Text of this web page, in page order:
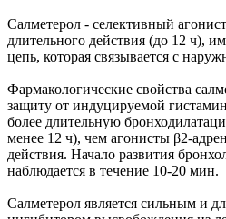
Салметерол - селективный
длительного действия (до 12 ч),
цепь, которая связывается с
Фармакологические свойства
защиту от индуцируемой
более длительную
менее 12 ч), чем агонисты β2-
действия. Начало развития
наблюдается в течение 10-20 мин.
Салметерол является сильным и